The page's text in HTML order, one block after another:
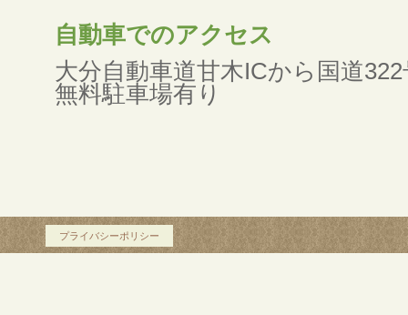
自動車でのアクセス
大分自動車道甘木ICから国道
無料駐車場有り
プライバシーポリシー